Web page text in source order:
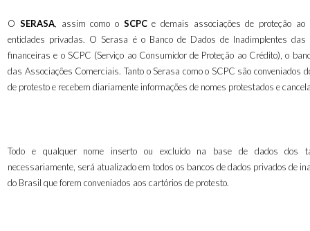
O SERASA, assim como o SCPCe demais associações de proteção ao
entidades privadas. O Serasa é o Banco de Dados de Inadimplentes das
financeiras e o SCPC (Serviço ao Consumidor de Proteção ao Crédito), o
das Associações Comerciais. Tanto o Serasa como o SCPC são conveniados
de protesto e recebem diariamente informações de nomes protestados e
Todo e qualquer nome inserto ou excluído na base de dados dos
necessariamente, será atualizado em todos os bancos de dados privados de
do Brasil que forem conveniados aos cartórios de protesto.